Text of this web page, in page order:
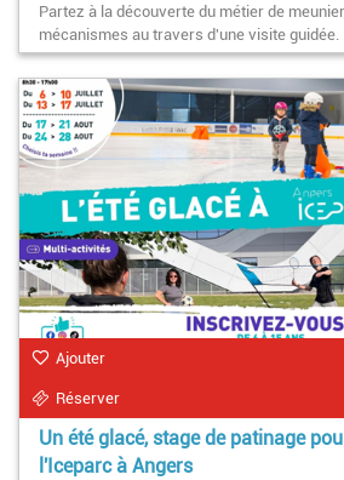
Partez à la découverte du métier de
mécanismes au travers d'une visite guidée.
Ajouter
Réserver
Un été glacé, stage de patinage
l'Iceparc à Angers